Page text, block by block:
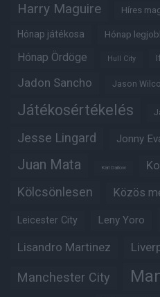
Harry Maguire Híres
Hónap játékosa Hónap
Hónap Ördöge Hull City
Jadon Sancho Jason
Játékosértékelés
Jesse Lingard Jonny
Juan Mata Karl Darlow
Kölcsönlesen Közös
Leicester City Leny Yoro
Lisandro Martinez
Manchester City